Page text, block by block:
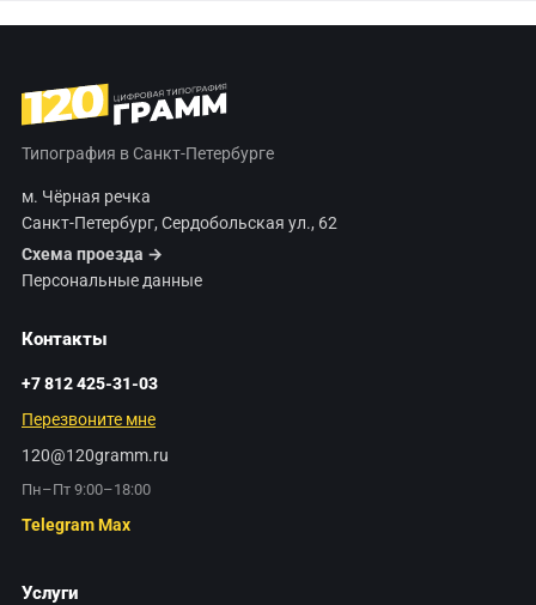
Типография в Санкт-Петербурге
м. Чёрная речка
Санкт-Петербург, Сердобольская ул., 62
Схема проезда →
Персональные данные
Контакты
+7 812 425-31-03
Перезвоните мне
120@120gramm.ru
Пн–Пт 9:00–18:00
TelegramMax
Услуги